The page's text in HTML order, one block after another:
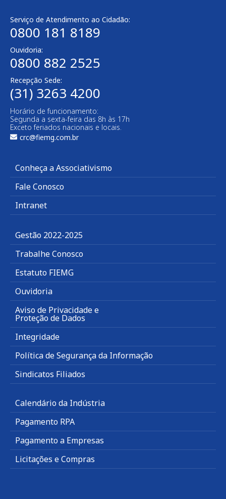
Serviço de Atendimento ao Cidadão:
0800 181 8189
Ouvidoria:
0800 882 2525
Recepção Sede:
(31) 3263 4200
Horário de funcionamento:
Segunda a sexta-feira das 8h às 17h
Exceto feriados nacionais e locais.
crc@fiemg.com.br
Conheça a Associativismo
Fale Conosco
Intranet
Gestão 2022-2025
Trabalhe Conosco
Estatuto FIEMG
Ouvidoria
Aviso de Privacidade e
Proteção de Dados
Integridade
Política de Segurança da Informação
Sindicatos Filiados
Calendário da Indústria
Pagamento RPA
Pagamento a Empresas
Licitações e Compras